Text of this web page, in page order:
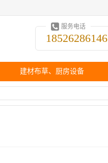
服务电话
18526286146
建材布草、厨房设备